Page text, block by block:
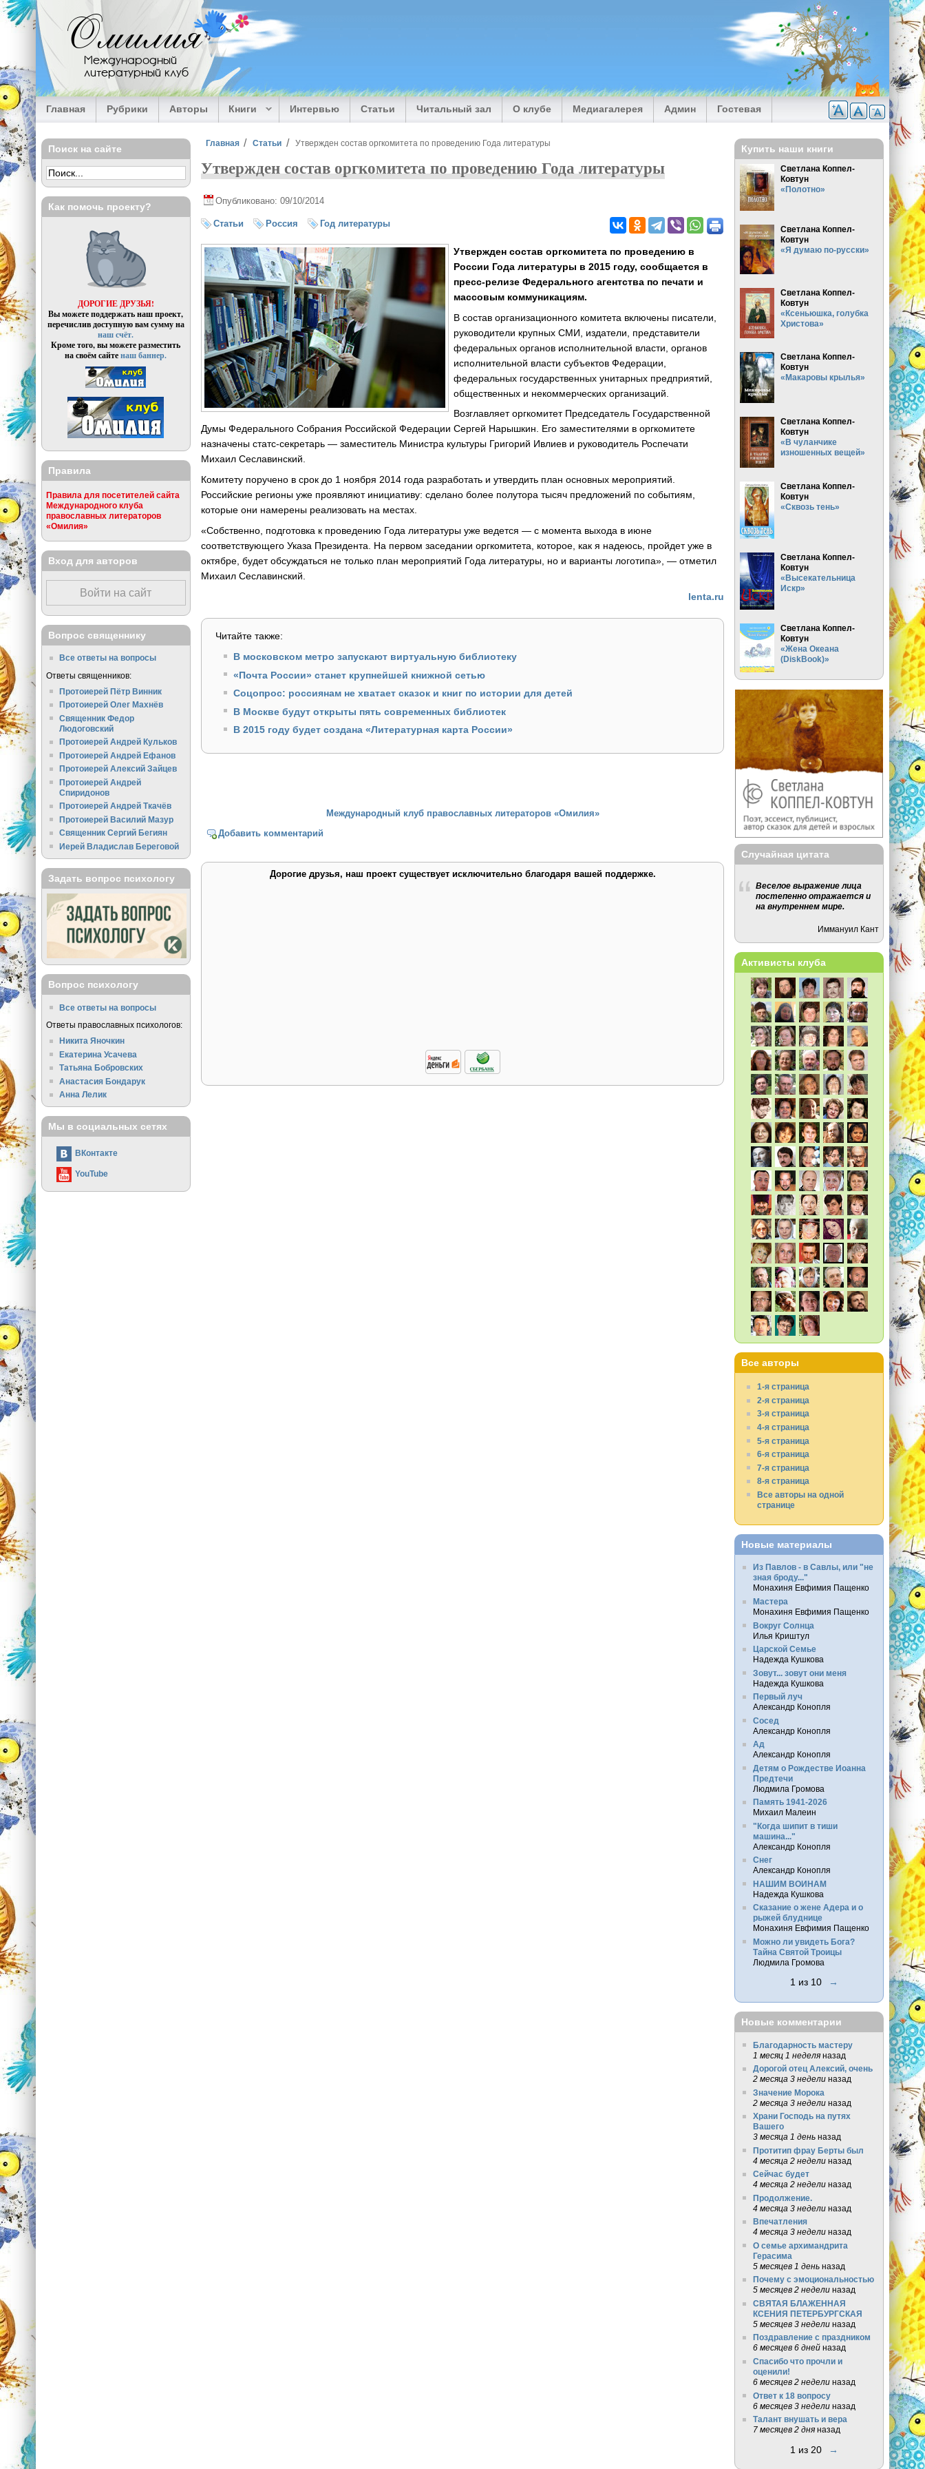
Перейти к основному содержанию
Омилия
Международный
литературный клуб
Главная Рубрики Авторы Книги Интервью Статьи Читальный зал О клубе Медиагалерея Админ Гостевая
Вы здесь
Главная Статьи Утвержден состав оргкомитета по проведению Года литературы
Утвержден состав оргкомитета по проведению Года литературы
Опубликовано: 09/10/2014
Статьи Россия Год литературы
Утвержден состав оргкомитета по проведению в
России Года литературы в 2015 году, сообщается в
пресс-релизе Федерального агентства по печати и
массовым коммуникациям.
В состав организационного комитета включены писатели,
руководители крупных СМИ, издатели, представители
федеральных органов исполнительной власти, органов
исполнительной власти субъектов Федерации,
федеральных государственных унитарных предприятий,
общественных и некоммерческих организаций.
Возглавляет оргкомитет Председатель Государственной
Думы Федерального Собрания Российской Федерации Сергей Нарышкин. Его заместителями в оргкомитете
назначены статс-секретарь — заместитель Министра культуры Григорий Ивлиев и руководитель Роспечати
Михаил Сеславинский.
Комитету поручено в срок до 1 ноября 2014 года разработать и утвердить план основных мероприятий.
Российские регионы уже проявляют инициативу: сделано более полутора тысяч предложений по событиям,
которые они намерены реализовать на местах.
«Собственно, подготовка к проведению Года литературы уже ведется — с момента выхода в июне
соответствующего Указа Президента. На первом заседании оргкомитета, которое, как я надеюсь, пройдет уже в
октябре, будет обсуждаться не только план мероприятий Года литературы, но и варианты логотипа», — отметил
Михаил Сеславинский.
lenta.ru
Читайте также:
В московском метро запускают виртуальную библиотеку
«Почта России» станет крупнейшей книжной сетью
Соцопрос: россиянам не хватает сказок и книг по истории для детей
В Москве будут открыты пять современных библиотек
В 2015 году будет создана «Литературная карта России»
Международный клуб православных литераторов «Омилия»
Добавить комментарий
Дорогие друзья, наш проект существует исключительно благодаря вашей поддержке.
Поиск на сайте
Как помочь проекту?
ДОРОГИЕ ДРУЗЬЯ!
Вы можете поддержать наш проект,
перечислив доступную вам сумму на
наш счёт.
Кроме того, вы можете разместить
на своём сайтенаш баннер.
Правила
Правила для посетителей сайта
Международного клуба
православных литераторов
«Омилия»
Вход для авторов
Войти на сайт
Вопрос священнику
Все ответы на вопросы
Ответы священников:
Протоиерей Пётр Винник
Протоиерей Олег Махнёв
Священник Федор
Людоговский
Протоиерей Андрей Кульков
Протоиерей Андрей Ефанов
Протоиерей Алексий Зайцев
Протоиерей Андрей
Спиридонов
Протоиерей Андрей Ткачёв
Протоиерей Василий Мазур
Священник Сергий Бегиян
Иерей Владислав Береговой
Задать вопрос психологу
Вопрос психологу
Все ответы на вопросы
Ответы православных психологов:
Никита Яночкин
Екатерина Усачева
Татьяна Бобровских
Анастасия Бондарук
Анна Лелик
Мы в социальных сетях
ВКонтакте
YouTube
Купить наши книги
Светлана Коппел-
Ковтун
«Полотно»
Светлана Коппел-
Ковтун
«Я думаю по-русски»
Светлана Коппел-
Ковтун
«Ксеньюшка, голубка
Христова»
Светлана Коппел-
Ковтун
«Макаровы крылья»
Светлана Коппел-
Ковтун
«В чуланчике
изношенных вещей»
Светлана Коппел-
Ковтун
«Сквозь тень»
Светлана Коппел-
Ковтун
«Высекательница
Искр»
Светлана Коппел-
Ковтун
«Жена Океана
(DiskBook)»
Случайная цитата
Веселое выражение лица
постепенно отражается и
на внутреннем мире.
Иммануил Кант
Активисты клуба
Все авторы
1-я страница
2-я страница
3-я страница
4-я страница
5-я страница
6-я страница
7-я страница
8-я страница
Все авторы на одной
странице
Новые материалы
Из Павлов - в Савлы, или "не
зная броду..."
Монахиня Евфимия Пащенко
Мастера
Монахиня Евфимия Пащенко
Вокруг Солнца
Илья Криштул
Царской Семье
Надежда Кушкова
Зовут... зовут они меня
Надежда Кушкова
Первый луч
Александр Конопля
Сосед
Александр Конопля
Ад
Александр Конопля
Детям о Рождестве Иоанна
Предтечи
Людмила Громова
Память 1941-2026
Михаил Малеин
"Когда шипит в тиши
машина..."
Александр Конопля
Снег
Александр Конопля
НАШИМ ВОИНАМ
Надежда Кушкова
Сказание о жене Адера и о
рыжей блуднице
Монахиня Евфимия Пащенко
Можно ли увидеть Бога?
Тайна Святой Троицы
Людмила Громова
1 из 10 →
Новые комментарии
Благодарность мастеру
1 месяц 1 неделяназад
Дорогой отец Алексий, очень
2 месяца 3 неделиназад
Значение Морока
2 месяца 3 неделиназад
Храни Господь на путях
Вашего
3 месяца 1 деньназад
Протитип фрау Берты был
4 месяца 2 неделиназад
Сейчас будет
4 месяца 2 неделиназад
Продолжение.
4 месяца 3 неделиназад
Впечатления
4 месяца 3 неделиназад
О семье архимандрита
Герасима
5 месяцев 1 деньназад
Почему с эмоциональностью
5 месяцев 2 неделиназад
СВЯТАЯ БЛАЖЕННАЯ
КСЕНИЯ ПЕТЕРБУРГСКАЯ
5 месяцев 3 неделиназад
Поздравление с праздником
6 месяцев 6 днейназад
Спасибо что прочли и
оценили!
6 месяцев 2 неделиназад
Ответ к 18 вопросу
6 месяцев 3 неделиназад
Талант внушать и вера
7 месяцев 2 дняназад
1 из 20 →